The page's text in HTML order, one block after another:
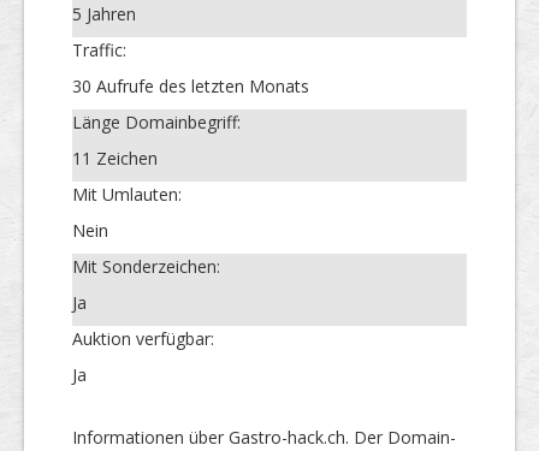
5 Jahren
Traffic:
30 Aufrufe des letzten Monats
Länge Domainbegriff:
11 Zeichen
Mit Umlauten:
Nein
Mit Sonderzeichen:
Ja
Auktion verfügbar:
Ja
Informationen über Gastro-hack.ch. Der Domain-